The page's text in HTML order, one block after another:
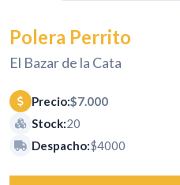
Polera Perrito
El Bazar de la Cata
Precio:$7.000
Stock:20
Despacho:$4000